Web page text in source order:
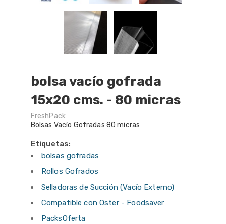
bolsa vacío gofrada
15x20 cms. - 80 micras
FreshPack
Bolsas Vacío Gofradas 80 micras
Etiquetas:
bolsas gofradas
Rollos Gofrados
Selladoras de Succión (Vacío Externo)
Compatible con Oster - Foodsaver
PacksOferta